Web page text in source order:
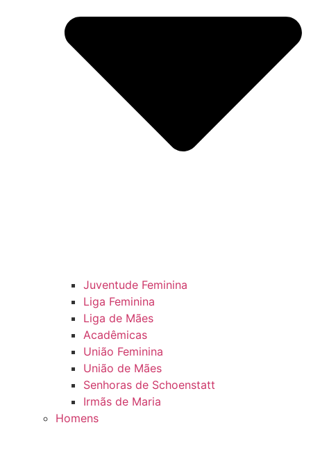
Juventude Feminina
Liga Feminina
Liga de Mães
Acadêmicas
União Feminina
União de Mães
Senhoras de Schoenstatt
Irmãs de Maria
Homens